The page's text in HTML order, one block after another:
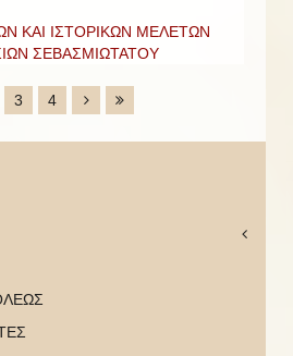
ΚΑΙ ΙΣΤΟΡΙΚΩΝ ΜΕΛΕΤΩΝ
ΣΕΒΑΣΜΙΩΤΑΤΟΥ
3 4